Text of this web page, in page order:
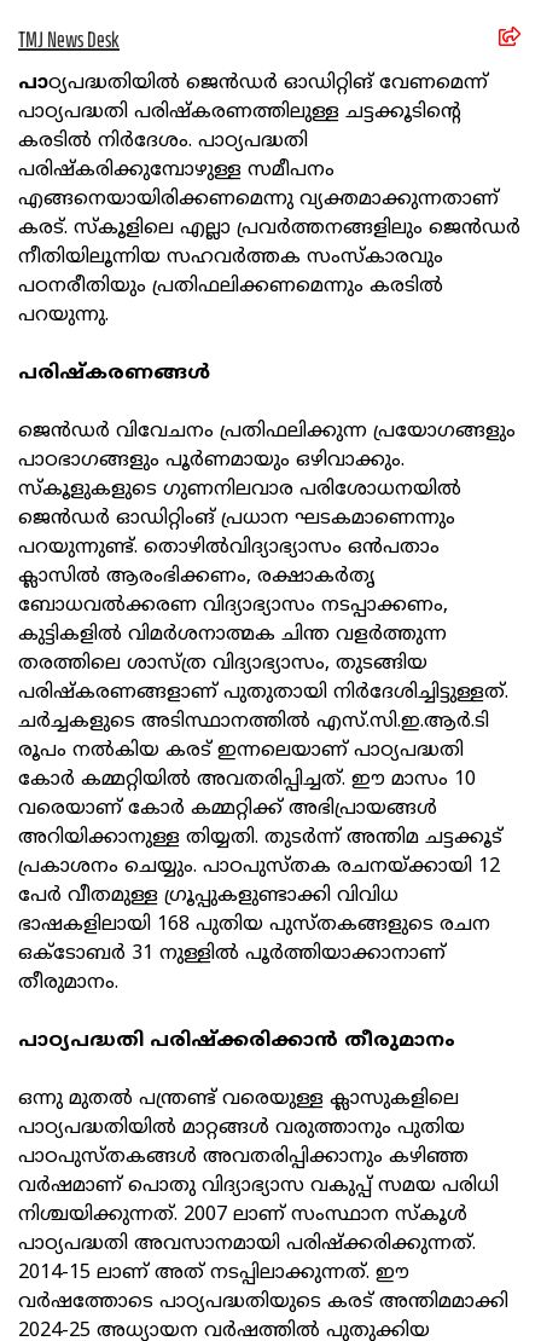
TMJ News Desk
പാഠ്യപദ്ധതിയില്‍ ജെന്‍ഡര്‍ ഓഡിറ്റിങ് വേണമെന്ന്
പാഠ്യപദ്ധതി പരിഷ്‌കരണത്തിലുള്ള ചട്ടക്കൂടിന്റെ
കരടില്‍ നിര്‍ദേശം. പാഠ്യപദ്ധതി
പരിഷ്‌കരിക്കുമ്പോഴുള്ള സമീപനം
എങ്ങനെയായിരിക്കണമെന്നു വ്യക്തമാക്കുന്നതാണ്
കരട്. സ്‌കൂളിലെ എല്ലാ പ്രവര്‍ത്തനങ്ങളിലും ജെന്‍ഡര്‍
നീതിയിലൂന്നിയ സഹവര്‍ത്തക സംസ്‌കാരവും
പഠനരീതിയും പ്രതിഫലിക്കണമെന്നും കരടില്‍
പറയുന്നു.
പരിഷ്‌കരണങ്ങള്‍
ജെന്‍ഡര്‍ വിവേചനം പ്രതിഫലിക്കുന്ന പ്രയോഗങ്ങളും
പാഠഭാഗങ്ങളും പൂര്‍ണമായും ഒഴിവാക്കും.
സ്‌കൂളുകളുടെ ഗുണനിലവാര പരിശോധനയില്‍
ജെന്‍ഡര്‍ ഓഡിറ്റിംങ് പ്രധാന ഘടകമാണെന്നും
പറയുന്നുണ്ട്. തൊഴില്‍വിദ്യാഭ്യാസം ഒന്‍പതാം
ക്ലാസില്‍ ആരംഭിക്കണം, രക്ഷാകര്‍തൃ
ബോധവല്‍ക്കരണ വിദ്യാഭ്യാസം നടപ്പാക്കണം,
കുട്ടികളില്‍ വിമര്‍ശനാത്മക ചിന്ത വളര്‍ത്തുന്ന
തരത്തിലെ ശാസ്ത്ര വിദ്യാഭ്യാസം, തുടങ്ങിയ
പരിഷ്‌കരണങ്ങളാണ് പുതുതായി നിര്‍ദേശിച്ചിട്ടുള്ളത്.
ചര്‍ച്ചകളുടെ അടിസ്ഥാനത്തില്‍ എസ്.സി.ഇ.ആര്‍.ടി
രൂപം നല്‍കിയ കരട് ഇന്നലെയാണ് പാഠ്യപദ്ധതി
കോര്‍ കമ്മറ്റിയില്‍ അവതരിപ്പിച്ചത്. ഈ മാസം 10
വരെയാണ് കോര്‍ കമ്മറ്റിക്ക് അഭിപ്രായങ്ങള്‍
അറിയിക്കാനുള്ള തിയ്യതി. തുടര്‍ന്ന് അന്തിമ ചട്ടക്കൂട്
പ്രകാശനം ചെയ്യും. പാഠപുസ്തക രചനയ്ക്കായി 12
പേര്‍ വീതമുള്ള ഗ്രൂപ്പുകളുണ്ടാക്കി വിവിധ
ഭാഷകളിലായി 168 പുതിയ പുസ്തകങ്ങളുടെ രചന
ഒക്ടോബര്‍ 31 നുള്ളില്‍ പൂര്‍ത്തിയാക്കാനാണ്
തീരുമാനം.
പാഠ്യപദ്ധതി പരിഷ്‌ക്കരിക്കാന്‍ തീരുമാനം
ഒന്നു മുതല്‍ പന്ത്രണ്ട് വരെയുള്ള ക്ലാസുകളിലെ
പാഠ്യപദ്ധതിയില്‍ മാറ്റങ്ങള്‍ വരുത്താനും പുതിയ
പാഠപുസ്തകങ്ങള്‍ അവതരിപ്പിക്കാനും കഴിഞ്ഞ
വര്‍ഷമാണ് പൊതു വിദ്യാഭ്യാസ വകുപ്പ് സമയ പരിധി
നിശ്ചയിക്കുന്നത്. 2007 ലാണ് സംസ്ഥാന സ്‌കൂള്‍
പാഠ്യപദ്ധതി അവസാനമായി പരിഷ്‌ക്കരിക്കുന്നത്.
2014-15 ലാണ് അത് നടപ്പിലാക്കുന്നത്. ഈ
വര്‍ഷത്തോടെ പാഠ്യപദ്ധതിയുടെ കരട് അന്തിമമാക്കി
2024-25 അധ്യായന വര്‍ഷത്തില്‍ പുതുക്കിയ